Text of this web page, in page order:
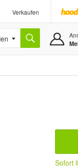
Verkaufen
Sofort